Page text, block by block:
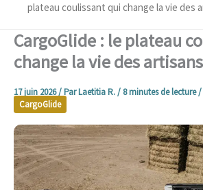
plateau coulissant qui change la vie des
CargoGlide : le plateau
change la vie des artisans
17 juin 2026/ ParLaetitia R./ 8 minutes de lecture/
CargoGlide